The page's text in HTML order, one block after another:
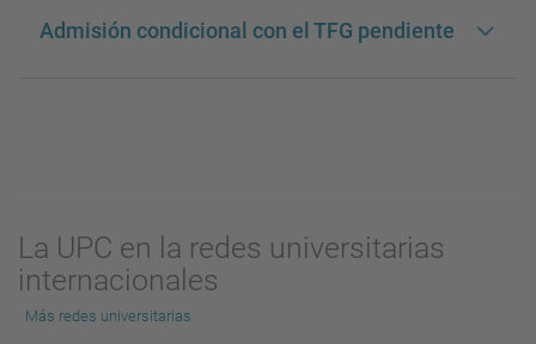
Admisión condicional con el TFG pendiente
La UPC en la redes universitarias
internacionales
Más redes universitarias